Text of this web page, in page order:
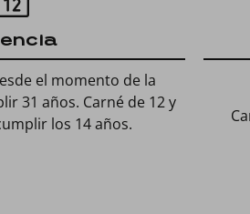
el momento de la
31 años. Carné de 12 y
los 14 años.